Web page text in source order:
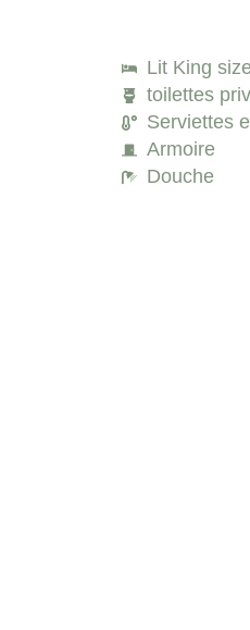
Lit King
toilettes
Serviettes
Armoire
Douche